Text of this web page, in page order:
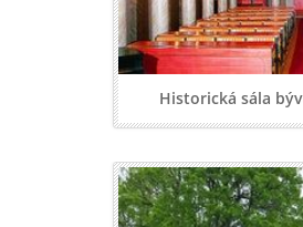
Historická sála